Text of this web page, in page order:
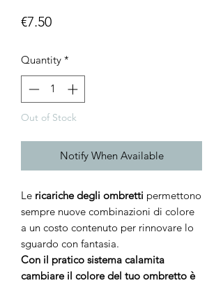
€7.50Price
Quantity *
Out of Stock
Notify When Available
Le ricariche degli ombretti permettono
sempre nuove combinazioni di colore
a un costo contenuto per rinnovare lo
sguardo con fantasia.
Con il pratico sistema calamita
cambiare il colore del tuo ombretto è